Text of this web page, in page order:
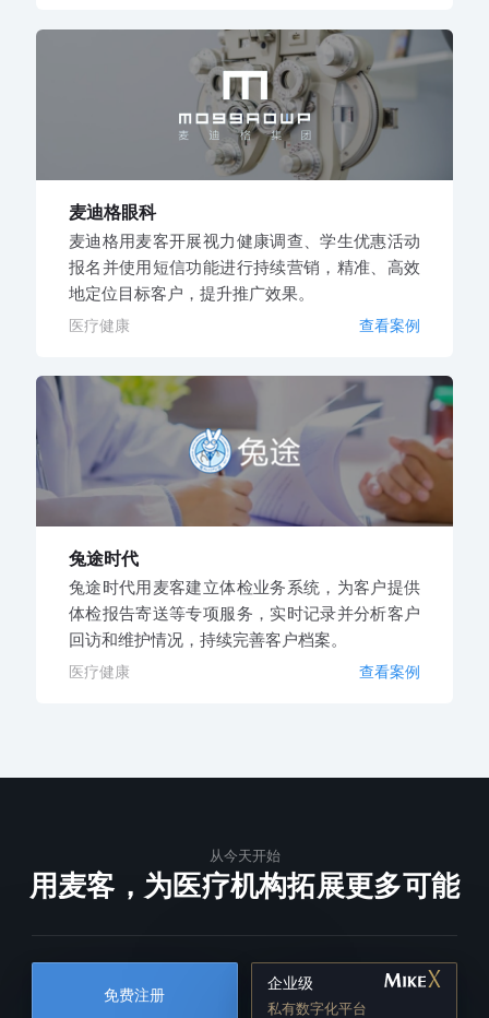
麦迪格眼科
麦迪格用麦客开展视力健康调查、学生优惠活动
报名并使用短信功能进行持续营销，精准、高效
地定位目标客户，提升推广效果。
医疗健康 查看案例
兔途时代
兔途时代用麦客建立体检业务系统，为客户提供
体检报告寄送等专项服务，实时记录并分析客户
回访和维护情况，持续完善客户档案。
医疗健康 查看案例
从今天开始
用麦客，为医疗机构拓展更多可能
免费注册
企业级
私有数字化平台